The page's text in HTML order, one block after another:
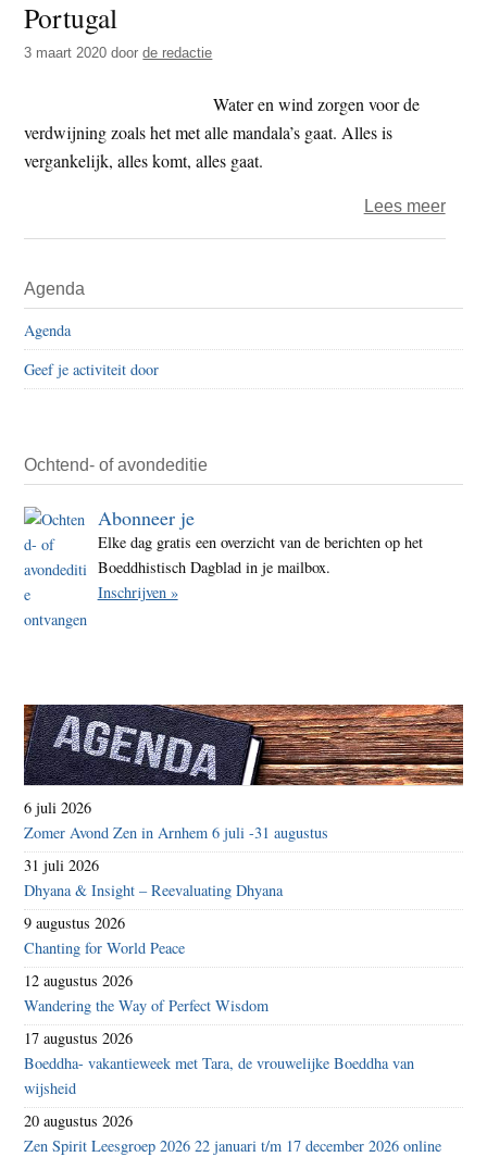
t
e
e
s
e
Portugal
3 maart 2020 doorde redactie
Water en wind zorgen voor de
verdwijning zoals het met alle mandala’s gaat. Alles is
vergankelijk, alles komt, alles gaat.
Lees meerover
in
Sidebar
Agenda
Agenda
Geef je activiteit door
Ochtend- of avondeditie
Abonneer je
Elke dag gratis een overzicht van de berichten op het
Boeddhistisch Dagblad in je mailbox.
Inschrijven »
6 juli 2026
Zomer Avond Zen in Arnhem 6 juli -31 augustus
31 juli 2026
Dhyana & Insight – Reevaluating Dhyana
9 augustus 2026
Chanting for World Peace
12 augustus 2026
Wandering the Way of Perfect Wisdom
17 augustus 2026
Boeddha- vakantieweek met Tara, de vrouwelijke Boeddha van
wijsheid
20 augustus 2026
Zen Spirit Leesgroep 2026 22 januari t/m 17 december 2026 online